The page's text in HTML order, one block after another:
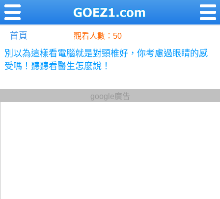
首頁 觀看人數：50
別以為這樣看電腦就是對頸椎好，你考慮過眼睛的感
受嗎！聽聽看醫生怎麼說！
google廣告